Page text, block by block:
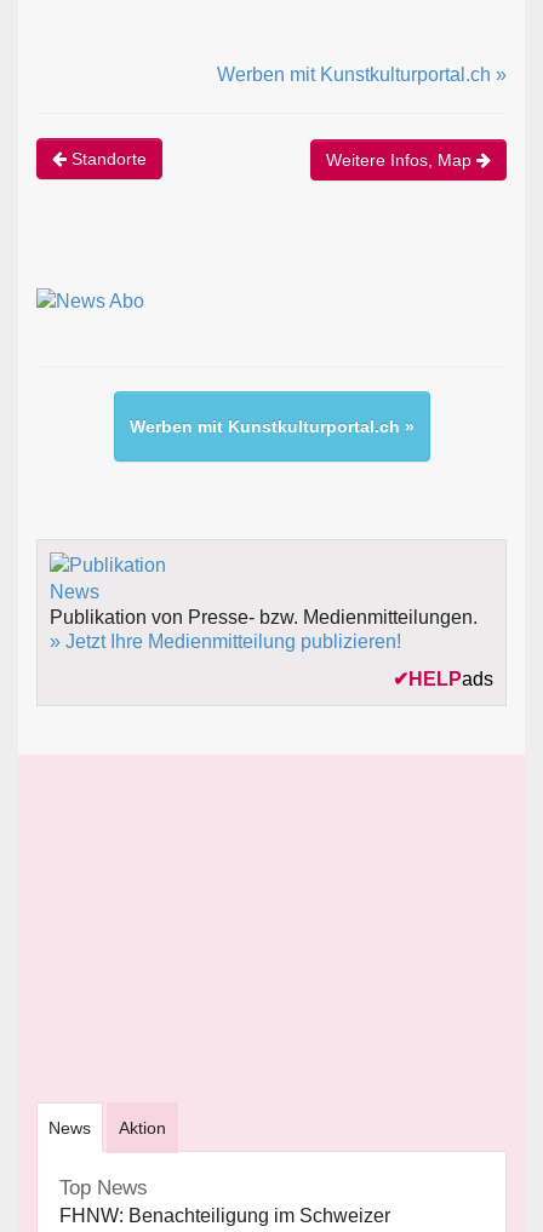
Werben mit Kunstkulturportal.ch »
Standorte Weitere Infos, Map
Werben mit Kunstkulturportal.ch »
Publikation von Presse- bzw. Medienmitteilungen.
» Jetzt Ihre Medienmitteilung publizieren!
✔ HELPads
News Aktion
Top News
FHNW: Benachteiligung im Schweizer